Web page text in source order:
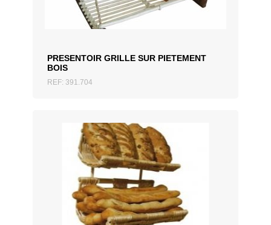
PRESENTOIR GRILLE SUR PIETEMENT
BOIS
REF: 391.704